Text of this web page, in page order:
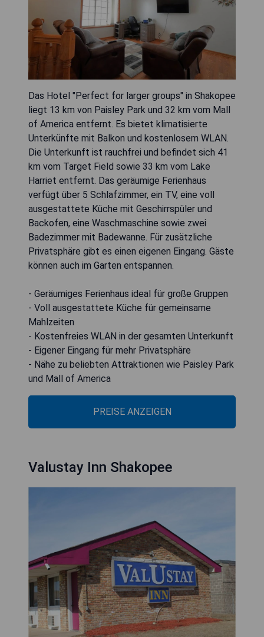
Das Hotel "Perfect for larger groups" in Shakopee
liegt 13 km von Paisley Park und 32 km vom Mall
of America entfernt. Es bietet klimatisierte
Unterkünfte mit Balkon und kostenlosem WLAN.
Die Unterkunft ist rauchfrei und befindet sich 41
km vom Target Field sowie 33 km vom Lake
Harriet entfernt. Das geräumige Ferienhaus
verfügt über 5 Schlafzimmer, ein TV, eine voll
ausgestattete Küche mit Geschirrspüler und
Backofen, eine Waschmaschine sowie zwei
Badezimmer mit Badewanne. Für zusätzliche
Privatsphäre gibt es einen eigenen Eingang. Gäste
können auch im Garten entspannen.
- Geräumiges Ferienhaus ideal für große Gruppen
- Voll ausgestattete Küche für gemeinsame
Mahlzeiten
- Kostenfreies WLAN in der gesamten Unterkunft
- Eigener Eingang für mehr Privatsphäre
- Nähe zu beliebten Attraktionen wie Paisley Park
und Mall of America
PREISE ANZEIGEN
Valustay Inn Shakopee